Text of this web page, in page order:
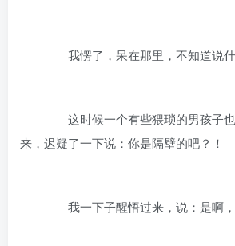
我愣了，呆在那里，不知道说什
这时候一个有些猥琐的男孩子也
来，迟疑了一下说：你是隔壁的吧？！
我一下子醒悟过来，说：是啊，